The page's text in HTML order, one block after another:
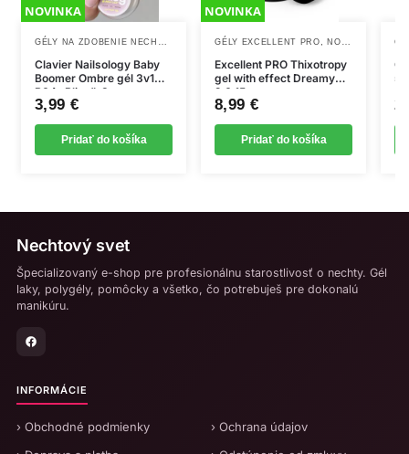
NOVINKA
NOVINKY,PEČIATKOVANIE + OMBRE
Clavier Nailsology Baby
Boomer Ombre gél 3v1
B04 „Bliss”, 3g
3,99 €
Pridať do košíka
NOVINKA
GÉLY EXCELLENT PRO ,NOVINKY
Excellent PRO Thixotropy
gel with effect Dreamy
2.0 15g
8,99 €
Pridať do košíka
5
Nechtový svet
Špecializovaný e-shop pre profesionálnu starostlivosť o nechty. Gél
laky, polygély, pomôcky a všetko, čo potrebuješ pre dokonalú
manikúru.
INFORMÁCIE
› Obchodné podmienky
› Ochrana údajov